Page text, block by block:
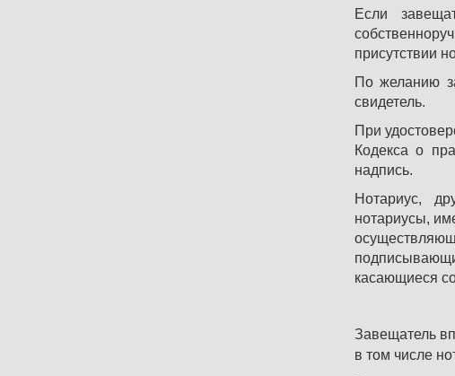
Если
присутствии
По желанию
свидетель.
При
Кодекса о
надпись.
Нотариус,
нотариусы,
касающиеся
Завещатель
в том числе